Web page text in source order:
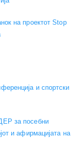
на проектот Stop
и спортски
за посебни
и афирмацијата на